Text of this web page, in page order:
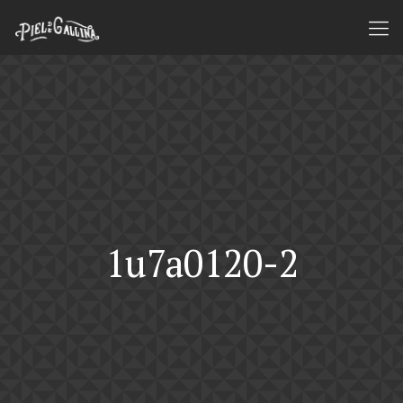
1u7a0120-2